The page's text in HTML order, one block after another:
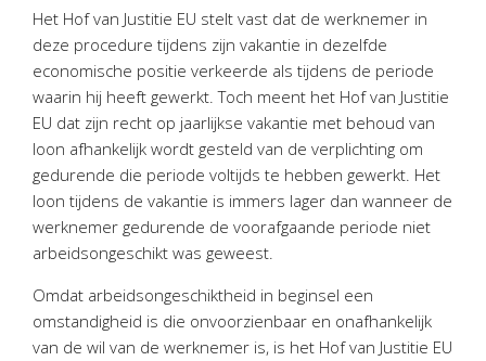
Het Hof van Justitie EU stelt vast dat de werknemer in
deze procedure tijdens zijn vakantie in dezelfde
economische positie verkeerde als tijdens de periode
waarin hij heeft gewerkt. Toch meent het Hof van Justitie
EU dat zijn recht op jaarlijkse vakantie met behoud van
loon afhankelijk wordt gesteld van de verplichting om
gedurende die periode voltijds te hebben gewerkt. Het
loon tijdens de vakantie is immers lager dan wanneer de
werknemer gedurende de voorafgaande periode niet
arbeidsongeschikt was geweest.
Omdat arbeidsongeschiktheid in beginsel een
omstandigheid is die onvoorzienbaar en onafhankelijk
van de wil van de werknemer is, is het Hof van Justitie EU